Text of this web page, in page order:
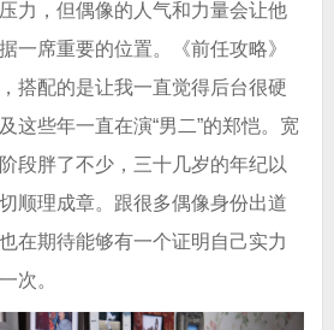
力，但偶像的人气和力量会让他
一席重要的位置。《前任攻略》
搭配的是让我一直觉得后台很硬
这些年一直在演“男二”的郑恺。宽
段胖了不少，三十几岁的年纪以
顺理成章。跟很多偶像身份出道
在期待能够有一个证明自己实力
次。